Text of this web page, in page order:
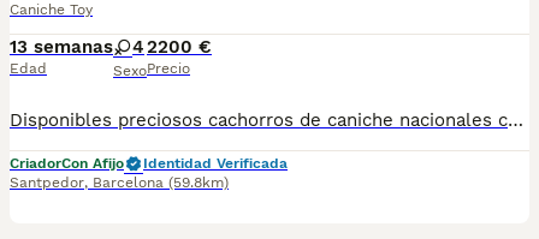
Caniche Toy
13 semanas
Edad
4
Sexo
2200 €
Precio
Disponibles preciosos cachorros de caniche nacionales criados en nuestras instalaciones, en un ambiente familiar y responsable. Nuestros cachorros se entregan con cartilla de primera vacunación, vacunas correspondientes a su edad, desparasitados interna y externamente, y con microchip implantado y dado de alta. Además, realizamos un contrato de garantía que incluye: • Garantía vírica de 15 días. • Garantía congénita de 1 año. Desde la fecha de entrega del cachorro. Nos comprometemos al 100% con la salud, el bienestar y el cuidado de nuestros pequeños. Disponemos de Núcleo Zoológico Para más información, imágenes o cualquier consulta sin compromiso, pueden contactar con nosotros en los teléfonos: CRISTINA 📞 722 788 399 📞 932 514 529
CriadorCon Afijo
Identidad Verificada
Santpedor, Barcelona (59.8km)